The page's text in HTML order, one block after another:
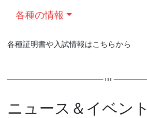
各種の情報
各種証明書や入試情報はこちらから
ニュース＆イベン